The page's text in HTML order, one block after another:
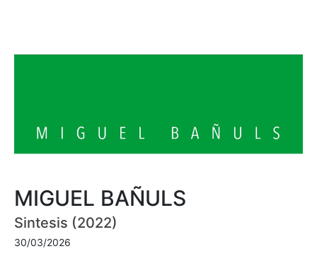
MIGUEL BAÑULS
Sintesis (2022)
30/03/2026